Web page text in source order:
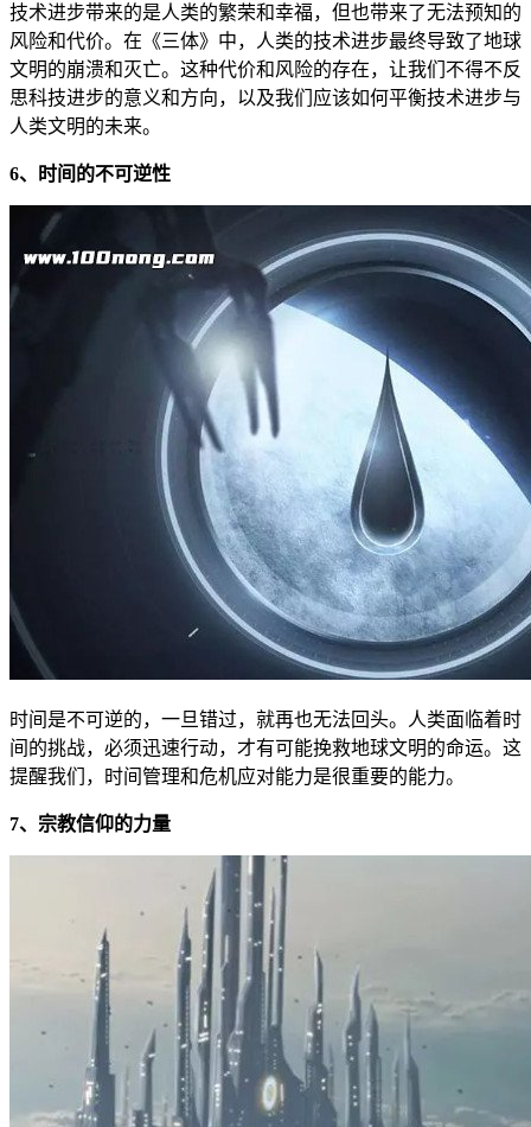
技术进步带来的是人类的繁荣和幸福，但也带来了无法预知的
风险和代价。在《三体》中，人类的技术进步最终导致了地球
文明的崩溃和灭亡。这种代价和风险的存在，让我们不得不反
思科技进步的意义和方向，以及我们应该如何平衡技术进步与
人类文明的未来。
6、时间的不可逆性
时间是不可逆的，一旦错过，就再也无法回头。人类面临着时
间的挑战，必须迅速行动，才有可能挽救地球文明的命运。这
提醒我们，时间管理和危机应对能力是很重要的能力。
7、宗教信仰的力量